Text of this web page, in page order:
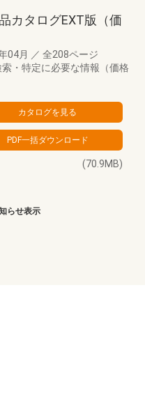
カタログEXT版（価
04月 ／ 全208ページ
・特定に必要な情報（価格
(70.9MB)
らせ表示